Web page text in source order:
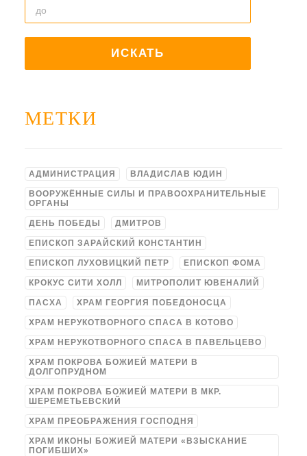
МЕТКИ
АДМИНИСТРАЦИЯ ВЛАДИСЛАВ ЮДИН
ВООРУЖЁННЫЕ СИЛЫ И ПРАВООХРАНИТЕЛЬНЫЕ
ОРГАНЫ
ДЕНЬ ПОБЕДЫ ДМИТРОВ
ЕПИСКОП ЗАРАЙСКИЙ КОНСТАНТИН
ЕПИСКОП ЛУХОВИЦКИЙ ПЕТР ЕПИСКОП ФОМА
КРОКУС СИТИ ХОЛЛ МИТРОПОЛИТ ЮВЕНАЛИЙ
ПАСХА ХРАМ ГЕОРГИЯ ПОБЕДОНОСЦА
ХРАМ НЕРУКОТВОРНОГО СПАСА В КОТОВО
ХРАМ НЕРУКОТВОРНОГО СПАСА В ПАВЕЛЬЦЕВО
ХРАМ ПОКРОВА БОЖИЕЙ МАТЕРИ В
ДОЛГОПРУДНОМ
ХРАМ ПОКРОВА БОЖИЕЙ МАТЕРИ В МКР.
ШЕРЕМЕТЬЕВСКИЙ
ХРАМ ПРЕОБРАЖЕНИЯ ГОСПОДНЯ
ХРАМ ИКОНЫ БОЖИЕЙ МАТЕРИ «ВЗЫСКАНИЕ
ПОГИБШИХ»